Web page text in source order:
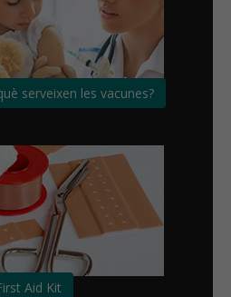
serveixen les vacunes?
Aid Kit